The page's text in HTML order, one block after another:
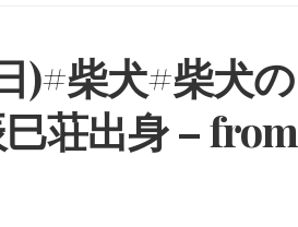
)#柴犬#柴犬の
荘出身 – from